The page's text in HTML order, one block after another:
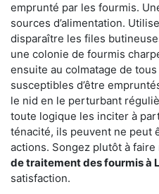
emprunté par les fourmis.
sources d’alimentation.
disparaître les files
une colonie de fourmis
ensuite au colmatage de
susceptibles d’être
le nid en le perturbant
toute logique les inciter à
ténacité, ils peuvent ne peut
actions. Songez plutôt à
de traitement des fourmis à
satisfaction.